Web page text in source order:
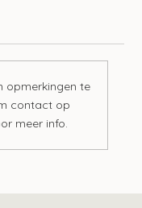
opmerkingen te
contact op
meer info.